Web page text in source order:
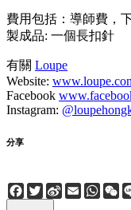
費用包括：導師費，
製成品: 一個長扣針
有關 Loupe
Website:
Facebook
Instagram:
分享
Facebook
Twitter
Sina
Weibo
Email